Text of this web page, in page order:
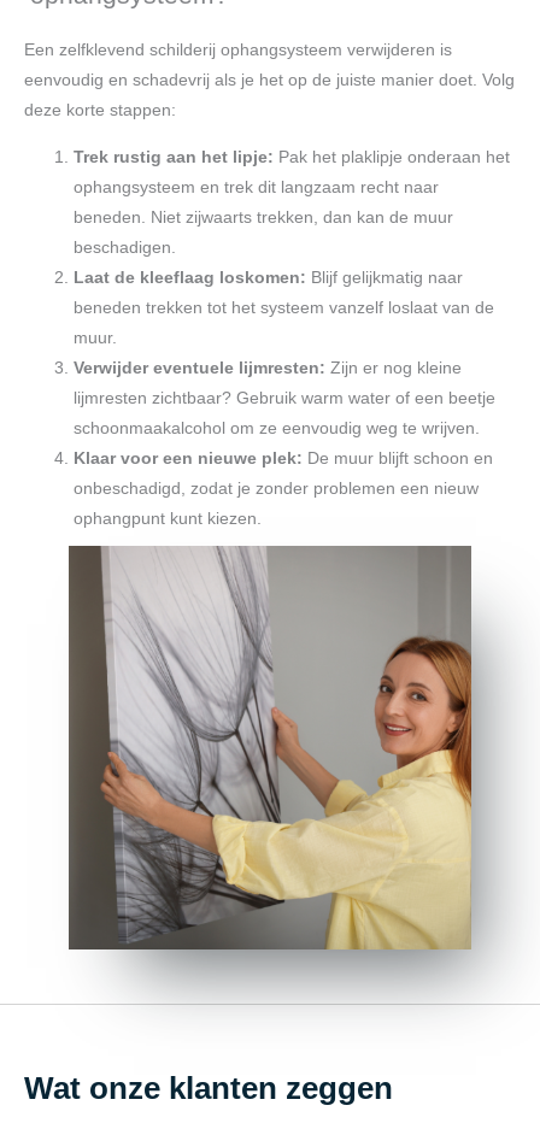
Een zelfklevend schilderij ophangsysteem verwijderen is
eenvoudig en schadevrij als je het op de juiste manier doet. Volg
deze korte stappen:
Trek rustig aan het lipje: Pak het plaklipje onderaan het
ophangsysteem en trek dit langzaam recht naar
beneden. Niet zijwaarts trekken, dan kan de muur
beschadigen.
Laat de kleeflaag loskomen: Blijf gelijkmatig naar
beneden trekken tot het systeem vanzelf loslaat van de
muur.
Verwijder eventuele lijmresten:Zijn er nog kleine
lijmresten zichtbaar? Gebruik warm water of een beetje
schoonmaakalcohol om ze eenvoudig weg te wrijven.
Klaar voor een nieuwe plek: De muur blijft schoon en
onbeschadigd, zodat je zonder problemen een nieuw
ophangpunt kunt kiezen.
Wat onze klanten zeggen